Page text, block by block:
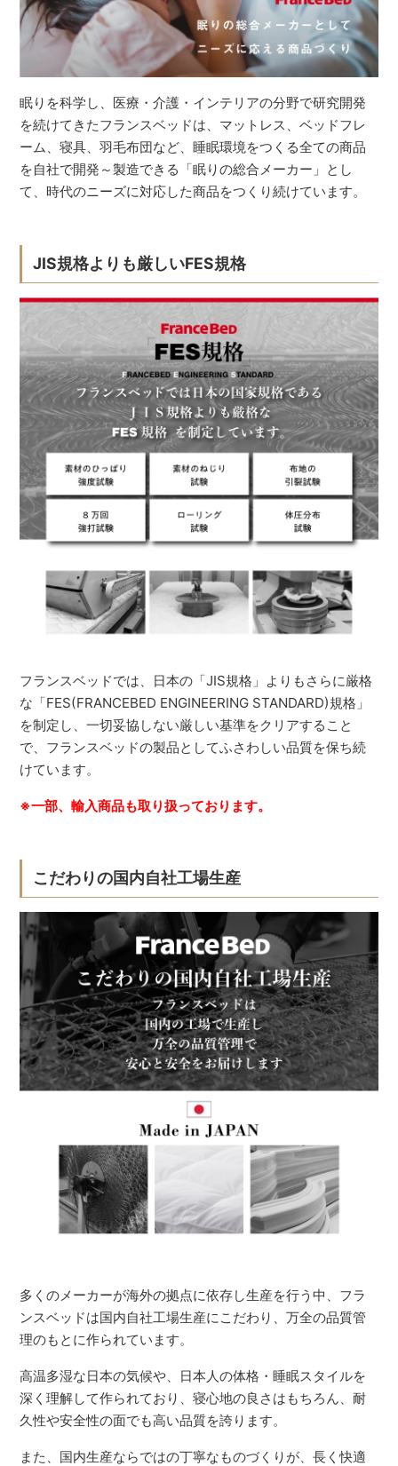
眠りを科学し、医療・介護・インテリアの分野で研究開発
を続けてきたフランスベッドは、マットレス、ベッドフレ
ーム、寝具、羽毛布団など、睡眠環境をつくる全ての商品
を自社で開発～製造できる「眠りの総合メーカー」とし
て、時代のニーズに対応した商品をつくり続けています。
JIS規格よりも厳しいFES規格
フランスベッドでは、日本の「JIS規格」よりもさらに厳格
な「FES(FRANCEBED ENGINEERING STANDARD)規格」
を制定し、一切妥協しない厳しい基準をクリアすること
で、フランスベッドの製品としてふさわしい品質を保ち続
けています。
※一部、輸入商品も取り扱っております。
こだわりの国内自社工場生産
多くのメーカーが海外の拠点に依存し生産を行う中、フラ
ンスベッドは国内自社工場生産にこだわり、万全の品質管
理のもとに作られています。
高温多湿な日本の気候や、日本人の体格・睡眠スタイルを
深く理解して作られており、寝心地の良さはもちろん、耐
久性や安全性の面でも高い品質を誇ります。
また、国内生産ならではの丁寧なものづくりが、長く快適